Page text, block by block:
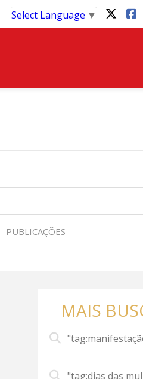
Select Language ▼
PUBLICAÇÕES
MAIS
"tag:dias das